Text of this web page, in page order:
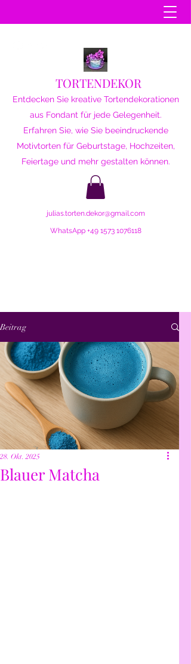
TORTENDEKOR
Entdecken Sie kreative Tortendekorationen
aus Fondant für jede Gelegenheit.
Erfahren Sie, wie Sie beeindruckende
Motivtorten für Geburtstage, Hochzeiten,
Feiertage und mehr gestalten können.
julias.torten.dekor@gmail.com
WhatsApp +49 1573 1076118
Beitrag
Blauer Matcha
28. Okt. 2025